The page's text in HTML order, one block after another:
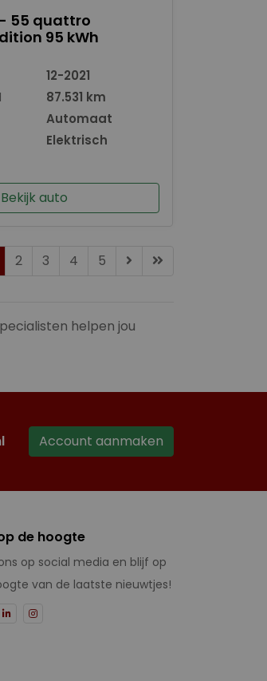
55 quattro
95 kWh
12-2021
87.531 km
Automaat
Elektrisch
Bekijk auto
2 3 4 5
helpen jou
Account aanmaken
de hoogte
op social media en blijf op
van de laatste nieuwtjes!